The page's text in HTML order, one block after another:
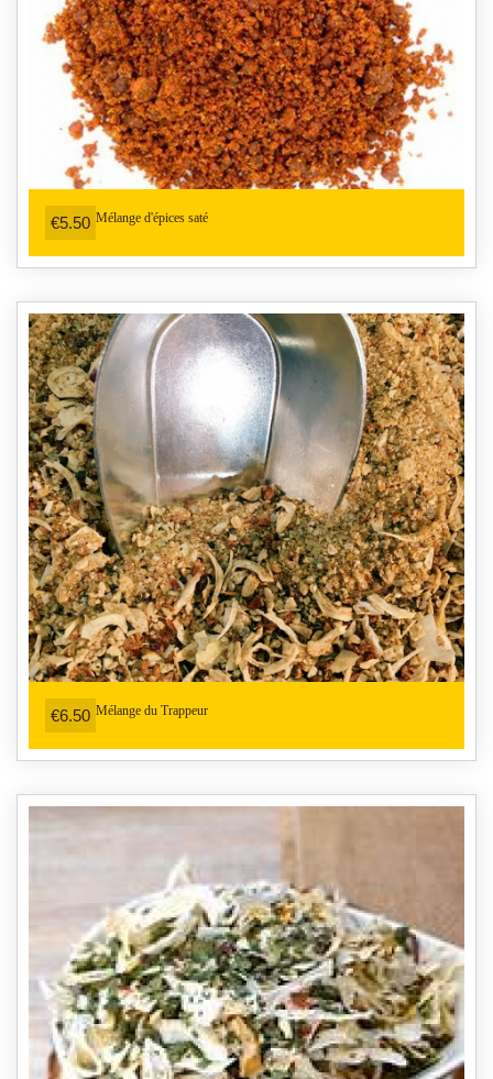
€5.50 Mélange d'épices saté
€6.50 Mélange du Trappeur